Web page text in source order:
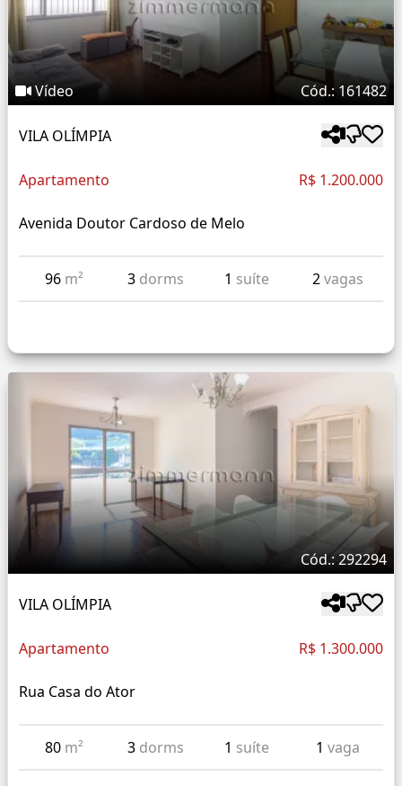
Vídeo Cód.: 161482
VILA OLÍMPIA
Apartamento R$ 1.200.000
Avenida Doutor Cardoso de Melo
96 m² 3 dorms 1 suíte 2vagas
Cód.: 292294
VILA OLÍMPIA
Apartamento R$ 1.300.000
Rua Casa do Ator
80 m² 3 dorms 1 suíte 1 vaga